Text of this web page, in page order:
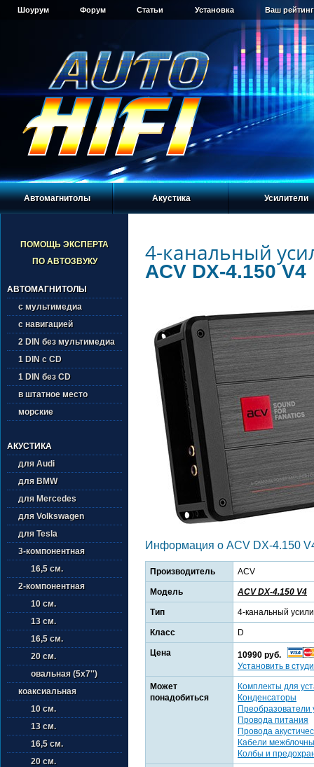
Шоурум Форум Статьи Установка Ваш
Автомагнитолы Акустика Усилители
ПОМОЩЬ ЭКСПЕРТА
ПО АВТОЗВУКУ
АВТОМАГНИТОЛЫ
с мультимедиа
с навигацией
2 DIN без мультимедиа
1 DIN с CD
1 DIN без CD
в штатное место
морские
АКУСТИКА
для Audi
для BMW
для Mercedes
для Volkswagen
для Tesla
3-компонентная
16,5 см.
2-компонентная
10 см.
13 см.
16,5 см.
20 см.
овальная (5х7'')
коаксиальная
10 см.
13 см.
16,5 см.
20 см.
4-канальный
ACV DX-4.150 V4
Информация о ACV DX-4.150
Производитель ACV
Модель ACV DX-4.150 V4
Тип 4-канальный
Класс D
Цена
10990 руб.
Установить в
Может
понадобиться
Комплекты для
Конденсаторы
Преобразователи
Провода питания
Провода
Кабели
Колбы и